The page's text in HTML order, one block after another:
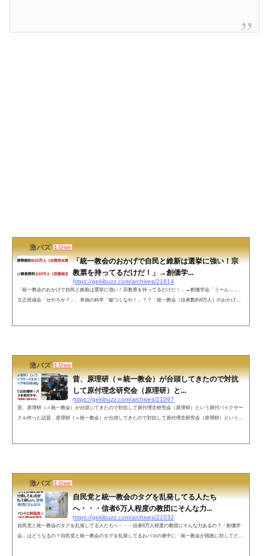
激バズ 1 User
「統一教会のおかげで自民と維新は選挙に強い！宗
教票を持ってるだけだ！」→創価学...
https://gekibuzz.com/archives/21614
「統一教会のおかげで自民と維新は選挙に強い！宗教票を持ってるだけだ！」→創価学会「うーん…」、
立正佼成会「せやろか？」、幸福の科学「嘘つくなや！」？？「統一教会（信者数約6万人）のおかげで
激バズ 1 User
昔、原理研（＝統一教会）が台頭してきたので対抗
して原付理念研究会（原理研）と...
https://gekibuzz.com/archives/21097
昔、原理研（＝統一教会）が台頭してきたので対抗して原付理念研究会（原理研）という原付バイクサー
クル作った話昔、原理研（＝統一教会）が台頭してきたので対抗して原付理念研究会（原理研）という50
激バズ 1 User
自民党と統一教会のタグを乱発してる人たち
へ・・・信者6万人程度の教団にそんな力...
https://gekibuzz.com/archives/21032
自民党と統一教会のタグを乱発してる人たちへ・・・信者6万人程度の教団にそんな力あるの？「創価学
会」はどうなるの？自民党と統一教会のタグを乱発してるおパヨの連中に「統一教会が国政に対してどの